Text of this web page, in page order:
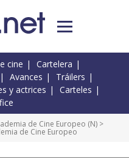
cine
Cartelera
Avances
Tráilers
y actrices
Carteles
de Cine Europeo (N) >
de Cine Europeo